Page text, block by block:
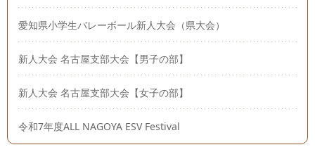
愛知県小学生バレーボール新人大会（県大会）
新人大会 名古屋支部大会【男子の部】
新人大会 名古屋支部大会【女子の部】
令和7年度ALL NAGOYA ESV Festival